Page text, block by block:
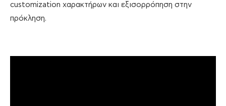
customization χαρακτήρων και εξισορρόπηση στην
πρόκληση.